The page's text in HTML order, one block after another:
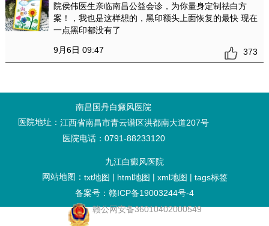
院侯伟医生亲临南昌公益会诊，为你量身定制祛白方
案！
，我也是这样想的，黑印额头上面恢复的最快 现在
一点黑印都没有了
9月6日 09:47 373
南昌国丹白癜风医院
医院地址： 江西省南昌市青云谱区洪都南大道207号
医院电话：0791-88233120
九江白癜风医院
网站地图： txt地图 | html地图 | xml地图 | tags标签
备案号：赣ICP备19003244号-4
赣公网安备36010402000549